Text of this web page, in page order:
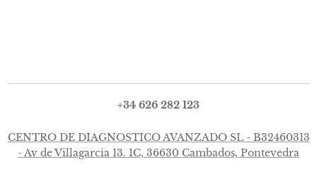
+34 626 282 123
CENTRO DE DIAGNOSTICO AVANZADO SL - B32460313
- Av de Villagarcia 13. 1C, 36630 Cambados, Pontevedra